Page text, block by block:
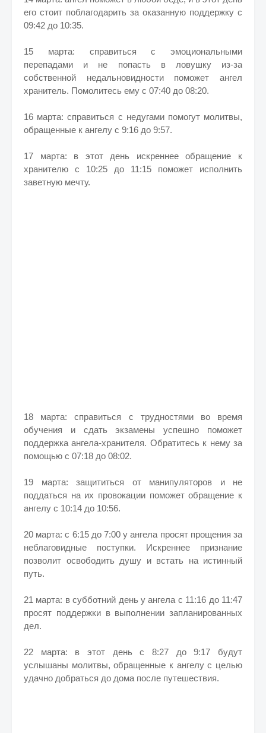
его стоит поблагодарить за оказанную поддержку с
09:42 до 10:35.
15 марта: справиться с эмоциональными
перепадами и не попасть в ловушку из-за
собственной недальновидности поможет ангел
хранитель. Помолитесь ему с 07:40 до 08:20.
16 марта: справиться с недугами помогут молитвы,
обращенные к ангелу с 9:16 до 9:57.
17 марта: в этот день искреннее обращение к
хранителю с 10:25 до 11:15 поможет исполнить
заветную мечту.
18 марта: справиться с трудностями во время
обучения и сдать экзамены успешно поможет
поддержка ангела-хранителя. Обратитесь к нему за
помощью с 07:18 до 08:02.
19 марта: защититься от манипуляторов и не
поддаться на их провокации поможет обращение к
ангелу с 10:14 до 10:56.
20 марта: с 6:15 до 7:00 у ангела просят прощения за
неблаговидные поступки. Искреннее признание
позволит освободить душу и встать на истинный
путь.
21 марта: в субботний день у ангела с 11:16 до 11:47
просят поддержки в выполнении запланированных
дел.
22 марта: в этот день с 8:27 до 9:17 будут
услышаны молитвы, обращенные к ангелу с целью
удачно добраться до дома после путешествия.